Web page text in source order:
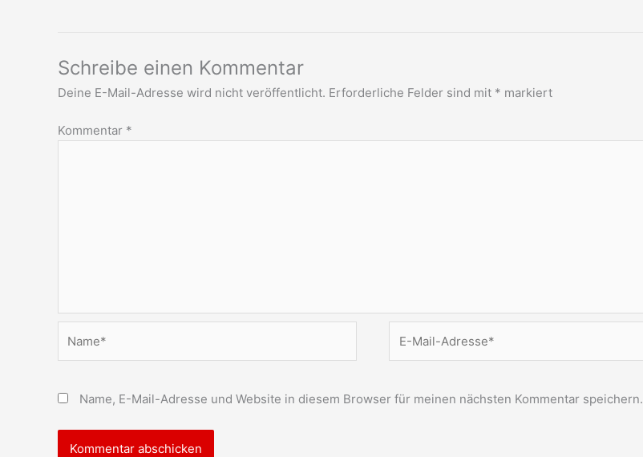
Schreibe einen Kommentar
Deine E-Mail-Adresse wird nicht veröffentlicht. Erforderliche Felder sind mit * markiert
Kommentar *
Mail-
Name, E-Mail-Adresse und Website in diesem Browser für meinen nächsten Kommentar speichern.